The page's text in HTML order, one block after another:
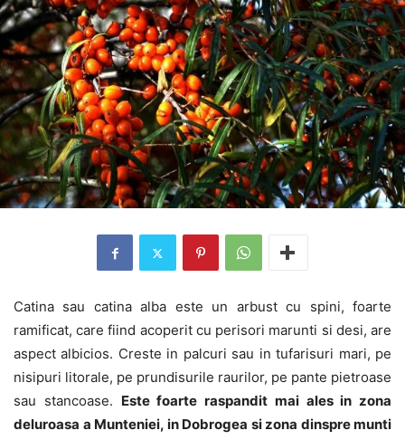
Catina sau catina alba este un arbust cu spini, foarte
ramificat, care fiind acoperit cu perisori marunti si desi, are
aspect albicios. Creste in palcuri sau in tufarisuri mari, pe
nisipuri litorale, pe prundisurile raurilor, pe pante pietroase
sau stancoase. Este foarte raspandit mai ales in zona
deluroasa a Munteniei, in Dobrogea si zona dinspre munti